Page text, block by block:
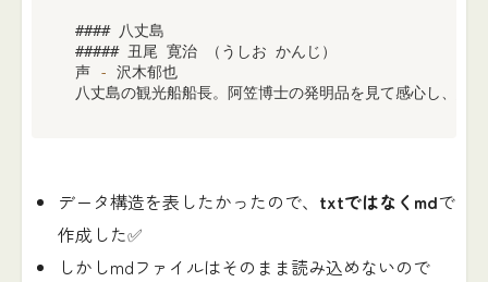
#### 八丈島
##### 丑尾 寛治 （うしお かんじ）
声
-
沢木郁也
八丈島の観光船船長。阿笠博士の発明品を見て感心し、意
データ構造を表したかったので、 txtではなくmdで
作成した✅
しかしmdファイルはそのまま読み込めないので